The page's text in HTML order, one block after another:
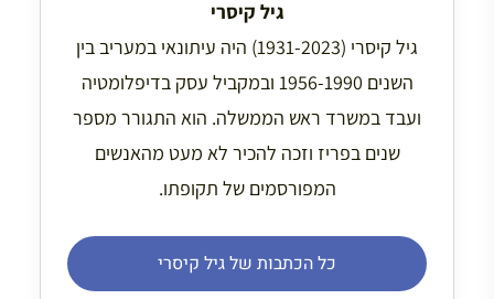
גיל קיסרי
גיל קיסרי (1931-2023) היה עיתונאי במעריב בין
השנים 1956-1990 ובמקביל עסק בדיפלומטיה
ועבד במשרד ראש הממשלה. הוא התגורר מספר
שנים בפריז וזכה להכיר לא מעט מהאנשים
המפורסמים של תקופתו.
כל הכתבות של גיל קיסרי